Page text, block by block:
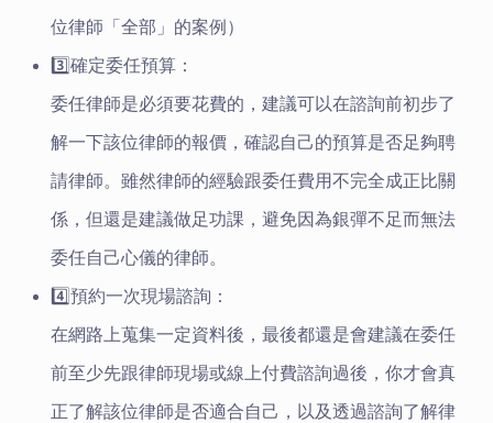
位律師「全部」的案例）
3️⃣確定委任預算：
委任律師是必須要花費的，建議可以在諮詢前初步了
解一下該位律師的報價，確認自己的預算是否足夠聘
請律師。雖然律師的經驗跟委任費用不完全成正比關
係，但還是建議做足功課，避免因為銀彈不足而無法
委任自己心儀的律師。
4️⃣預約一次現場諮詢：
在網路上蒐集一定資料後，最後都還是會建議在委任
前至少先跟律師現場或線上付費諮詢過後，你才會真
正了解該位律師是否適合自己，以及透過諮詢了解律